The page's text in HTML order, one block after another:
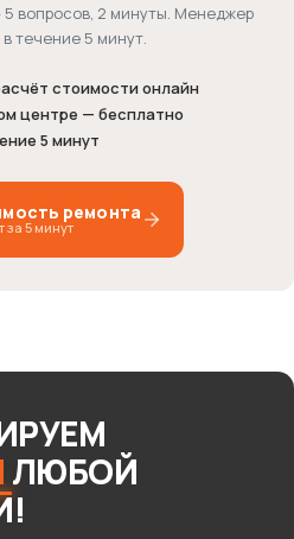
вопросов, 2 минуты. Менеджер
течение 5 минут.
стоимости онлайн
центре — бесплатно
5 минут
ремонта
за 5 минут
отремонтировать?
ЛЮБОЙ